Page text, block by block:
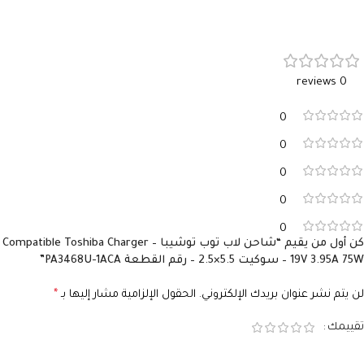
الأمبير 3.42A
السوكيت
0 reviews
0
0
0
0
0
كن أول من يقيم “شاحن لاب توب توشيبا – Compatible Toshiba Charger
19V 3.95A 75W – سوكيت 5.5×2.5 – رقم القطعة PA3468U-1ACA”
لن يتم نشر عنوان بريدك الإلكتروني. الحقول الإلزامية مشار إليها بـ *
تقييمك